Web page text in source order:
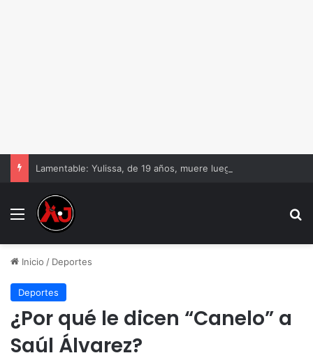
Menu
Inicio / Deportes
Deportes
¿Por qué le dicen “Canelo” a
Saúl Álvarez?